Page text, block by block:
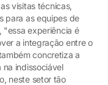
visitas técnicas,
para as equipes de
"essa experiência é
a integração entre o
concretiza a
indissociável
neste setor tão